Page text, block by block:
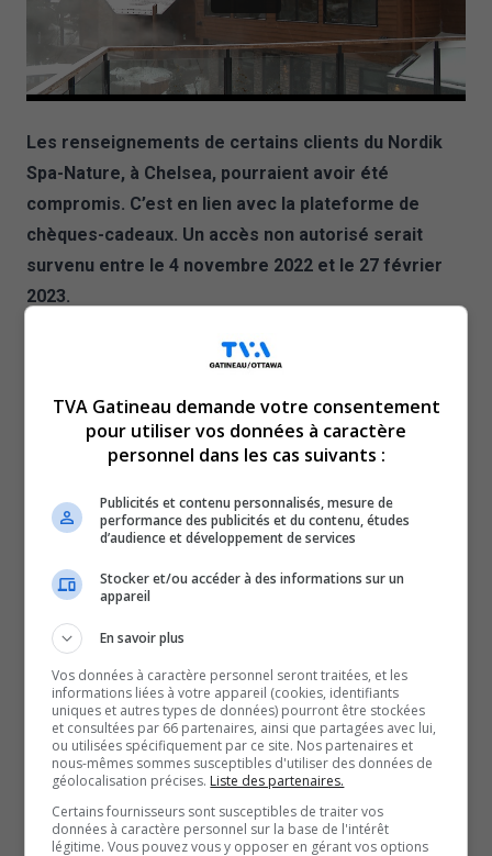
Les renseignements de certains clients du Nordik
Spa-Nature, à Chelsea, pourraient avoir été
compromis. C’est en lien avec la plateforme de
chèques-cadeaux. Un accès non autorisé serait
survenu entre le 4 novembre 2022 et le 27 février
2023.
avoir reçu un avis par courriel. Les données concernées
adresse courriel et les quatre derniers chiffres des cartes
d’une activité suspecte sur sa plateforme de chèques-
cadeaux. La plateforme a depuis été fermée et une
enquête a été lancée.
Il est aussi possible que les renseignements personnels
de la personne qui a reçu la carte-cadeau soient
affectés.
Lorsqu’il y a des conséquences de renseignements
personnels qui sont piratés […] toute organisation a la
responsabilité justement d’en informer les gens. […] Le
Spa Nordik, c’est tout en leur honneur d’avoir pris les
devants et d’avoir informé les gens et rapporté l’incident.
-Steve Waterhouse, spécialiste en sécurité informatique
TVA Gatineau demande votre consentement
pour utiliser vos données à caractère
personnel dans les cas suivants :
Publicités et contenu personnalisés, mesure de
performance des publicités et du contenu, études
d’audience et développement de services
Stocker et/ou accéder à des informations sur un
appareil
En savoir plus
Vos données à caractère personnel seront traitées, et les
informations liées à votre appareil (cookies, identifiants
uniques et autres types de données) pourront être stockées
et consultées par 66 partenaires, ainsi que partagées avec lui,
ou utilisées spécifiquement par ce site. Nos partenaires et
nous-mêmes sommes susceptibles d'utiliser des données de
géolocalisation précises. Liste des partenaires.
Certains fournisseurs sont susceptibles de traiter vos
données à caractère personnel sur la base de l'intérêt
légitime. Vous pouvez vous y opposer en gérant vos options